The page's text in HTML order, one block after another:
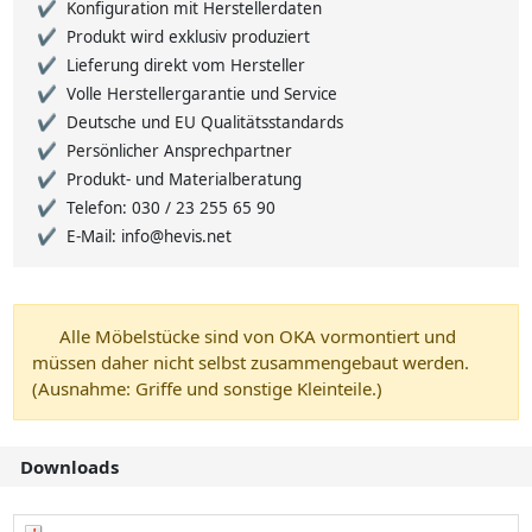
Konfiguration mit Herstellerdaten
Produkt wird exklusiv produziert
Lieferung direkt vom Hersteller
Volle Herstellergarantie und Service
Deutsche und EU Qualitätsstandards
Persönlicher Ansprechpartner
Produkt- und Materialberatung
Telefon: 030 / 23 255 65 90
E-Mail: info@hevis.net
Alle Möbelstücke sind von OKA vormontiert und
müssen daher nicht selbst zusammengebaut werden.
(Ausnahme: Griffe und sonstige Kleinteile.)
Downloads